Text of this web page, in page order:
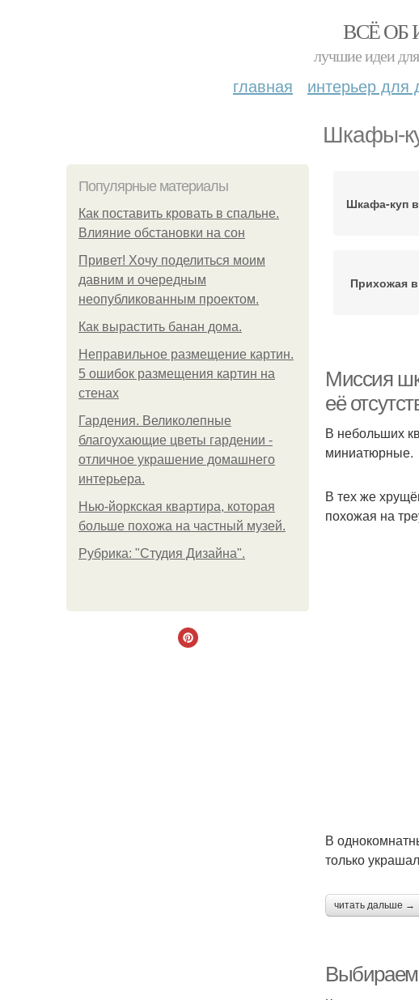
ВСЁ ОБ
лучшие идеи
главная интерьер для
Шкафы-
Популярные материалы
Как поставить кровать в спальне.
Влияние обстановки на сон
Привет! Хочу поделиться моим
давним и очередным
неопубликованным проектом.
Как вырастить банан дома.
Неправильное размещение картин.
5 ошибок размещения картин на
стенах
Гардения. Великолепные
благоухающие цветы гардении -
отличное украшение домашнего
интерьера.
Нью-йоркская квартира, которая
больше похожа на частный музей.
Рубрика: "Студия Дизайна".
Шкафа-куп
Прихожая
Миссия
её
В небольших
миниатюрные.
В тех же
похожая на
В
только
читать дальше →
Выбираем